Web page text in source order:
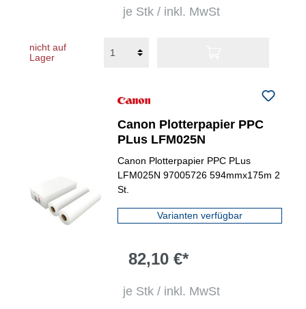
je Stk / inkl. MwSt
nicht auf
Lager
Canon Plotterpapier PPC
PLus LFM025N
Canon Plotterpapier PPC PLus
LFM025N 97005726 594mmx175m 2
St.
Varianten verfügbar
82,10 €*
je Stk / inkl. MwSt